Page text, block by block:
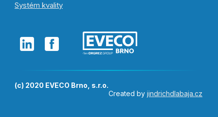
Systém kvality
(c) 2020 EVECO Brno, s.r.o.
Created by jindrichdlabaja.cz